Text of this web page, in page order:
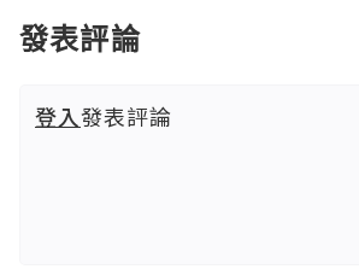
發表評論
登入發表評論